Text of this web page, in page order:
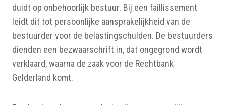
duidt op onbehoorlijk bestuur. Bij een faillissement
leidt dit tot persoonlijke aansprakelijkheid van de
bestuurder voor de belastingschulden. De bestuurders
dienden een bezwaarschrift in, dat ongegrond wordt
verklaard, waarna de zaak voor de Rechtbank
Gelderland komt.